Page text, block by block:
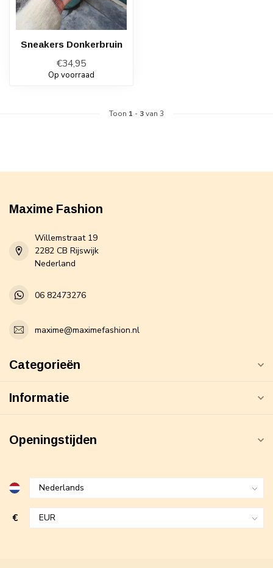
Sneakers Donkerbruin
€34,95
Op voorraad
Toon 1 - 3van 3
Maxime Fashion
Willemstraat 19
2282 CB Rijswijk
Nederland
06 82473276
maxime@maximefashion.nl
Categorieën
Informatie
Openingstijden
€